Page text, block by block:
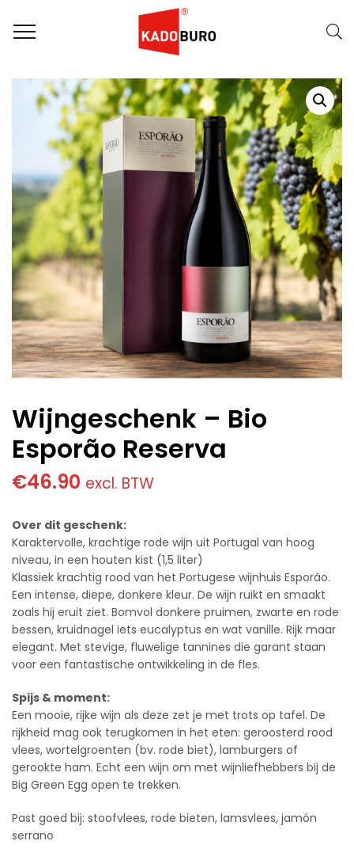
Home
Wijnpakketten
Wijngeschenk – Bio Esporão Reserva
Wijngeschenk – Bio
Esporão Reserva
€46.90 excl. BTW
Over dit geschenk:
Karaktervolle, krachtige rode wijn uit Portugal van hoog
niveau, in een houten kist (1,5 liter)
Klassiek krachtig rood van het Portugese wijnhuis Esporão.
Een intense, diepe, donkere kleur. De wijn ruikt en smaakt
zoals hij eruit ziet. Bomvol donkere pruimen, zwarte en rode
bessen, kruidnagel iets eucalyptus en wat vanille. Rijk maar
elegant. Met stevige, fluwelige tannines die garant staan
voor een fantastische ontwikkeling in de fles.
Spijs & moment:
Een mooie, rijke wijn als deze zet je met trots op tafel. De
rijkheid mag ook terugkomen in het eten: geroosterd rood
vlees, wortelgroenten (bv. rode biet), lamburgers of
gerookte ham. Echt een wijn om met wijnliefhebbers bij de
Big Green Egg open te trekken.
Past goed bij: stoofvlees, rode bieten, lamsvlees, jamón
serrano